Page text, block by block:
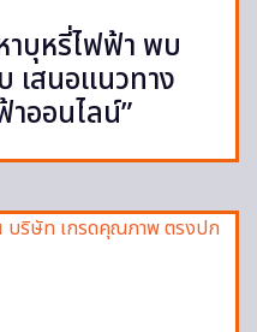
บุหรี่ไฟฟ้า พบ
เสนอแนวทาง
ออนไลน์”